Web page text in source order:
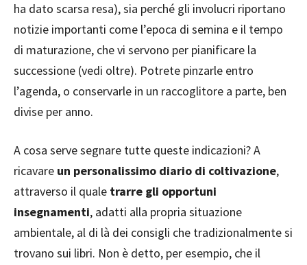
ha dato scarsa resa), sia perché gli involucri riportano
notizie importanti come l’epoca di semina e il tempo
di maturazione, che vi servono per pianificare la
successione (vedi oltre). Potrete pinzarle entro
l’agenda, o conservarle in un raccoglitore a parte, ben
divise per anno.
A cosa serve segnare tutte queste indicazioni? A
ricavare un personalissimo diario di coltivazione,
attraverso il quale trarre gli opportuni
insegnamenti, adatti alla propria situazione
ambientale, al di là dei consigli che tradizionalmente si
trovano sui libri. Non è detto, per esempio, che il